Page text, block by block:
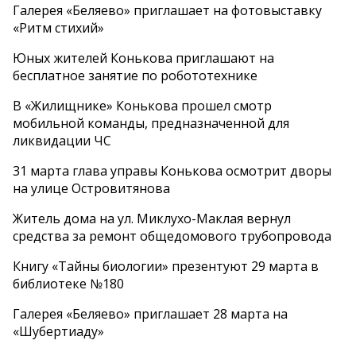
Галерея «Беляево» приглашает на фотовыставку
«Ритм стихий»
Юных жителей Конькова приглашают на
бесплатное занятие по робототехнике
В «Жилищнике» Конькова прошел смотр
мобильной команды, предназначенной для
ликвидации ЧС
31 марта глава управы Конькова осмотрит дворы
на улице Островитянова
Житель дома на ул. Миклухо-Маклая вернул
средства за ремонт общедомового трубопровода
Книгу «Тайны биологии» презентуют 29 марта в
библиотеке №180
Галерея «Беляево» приглашает 28 марта на
«Шубертиаду»